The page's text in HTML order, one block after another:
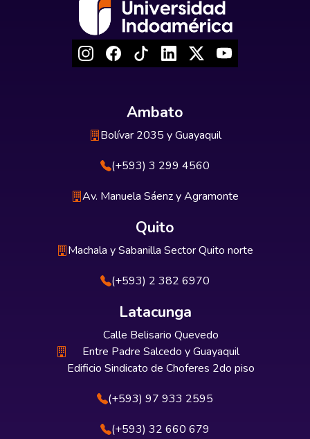
Ambato
Bolívar 2035 y Guayaquil
(+593) 3 299 4560
Av. Manuela Sáenz y Agramonte
Quito
Machala y Sabanilla Sector Quito norte
(+593) 2 382 6970
Latacunga
Calle Belisario Quevedo
Entre Padre Salcedo y Guayaquil
Edificio Sindicato de Choferes 2do piso
(+593) 97 933 2595
(+593) 32 660 679